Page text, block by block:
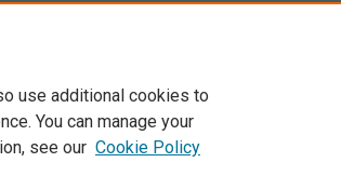
et ses contributeurs. Tout les droits sont réservés,
en libre accès, les conditions de licence
use additional cookies to
You can manage your
see our Cookie Policy